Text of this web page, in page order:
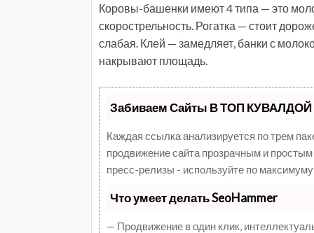
Коровы-башенки имеют 4 типа — это
скорострельность. Рогатка — стоит
слабая. Клей — замедляет, банки с
накрывают площадь.
Забиваем Сайты В ТОП КУВАЛДОЙ
Каждая ссылка анализируется по трем
продвижение сайта прозрачным и
пресс-релизы - используйте по
Что умеет делать SeoHammer
— Продвижение в один клик,